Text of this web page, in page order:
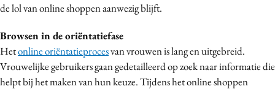
Gedragsverandering
Interne communicatie
Martech
Media
de lol van online shoppen aanwezig blijft.
Browsen in de oriëntatiefase
Hetonline oriëntatieprocesvan vrouwen is lang en uitgebreid.
Vrouwelijke gebruikers gaan gedetailleerd op zoek naar informatie die
helpt bij het maken van hun keuze.Tijdens het online shoppen